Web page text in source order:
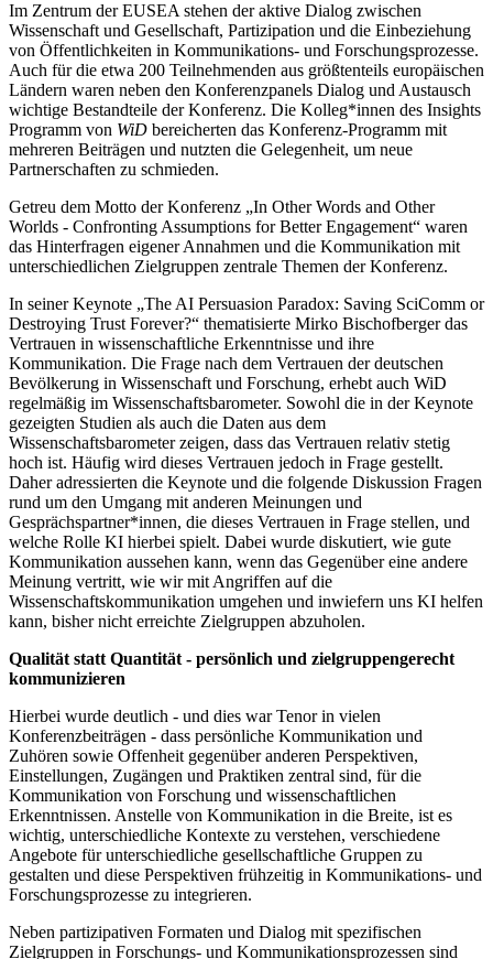
Im Zentrum der EUSEA stehen der aktive Dialog zwischen
Wissenschaft und Gesellschaft, Partizipation und die Einbeziehung
von Öffentlichkeiten in Kommunikations- und Forschungsprozesse.
Auch für die etwa 200 Teilnehmenden aus größtenteils europäischen
Ländern waren neben den Konferenzpanels Dialog und Austausch
wichtige Bestandteile der Konferenz. Die Kolleg*innen des Insights
Programm von WiD bereicherten das Konferenz-Programm mit
mehreren Beiträgen und nutzten die Gelegenheit, um neue
Partnerschaften zu schmieden.
Getreu dem Motto der Konferenz „In Other Words and Other
Worlds - Confronting Assumptions for Better Engagement“ waren
das Hinterfragen eigener Annahmen und die Kommunikation mit
unterschiedlichen Zielgruppen zentrale Themen der Konferenz.
In seiner Keynote „The AI Persuasion Paradox: Saving SciComm or
Destroying Trust Forever?“ thematisierte Mirko Bischofberger das
Vertrauen in wissenschaftliche Erkenntnisse und ihre
Kommunikation. Die Frage nach dem Vertrauen der deutschen
Bevölkerung in Wissenschaft und Forschung, erhebt auch WiD
regelmäßig im Wissenschaftsbarometer. Sowohl die in der Keynote
gezeigten Studien als auch die Daten aus dem
Wissenschaftsbarometer zeigen, dass das Vertrauen relativ stetig
hoch ist. Häufig wird dieses Vertrauen jedoch in Frage gestellt.
Daher adressierten die Keynote und die folgende Diskussion Fragen
rund um den Umgang mit anderen Meinungen und
Gesprächspartner*innen, die dieses Vertrauen in Frage stellen, und
welche Rolle KI hierbei spielt. Dabei wurde diskutiert, wie gute
Kommunikation aussehen kann, wenn das Gegenüber eine andere
Meinung vertritt, wie wir mit Angriffen auf die
Wissenschaftskommunikation umgehen und inwiefern uns KI helfen
kann, bisher nicht erreichte Zielgruppen abzuholen.
Qualität statt Quantität - persönlich und zielgruppengerecht
kommunizieren
Hierbei wurde deutlich - und dies war Tenor in vielen
Konferenzbeiträgen - dass persönliche Kommunikation und
Zuhören sowie Offenheit gegenüber anderen Perspektiven,
Einstellungen, Zugängen und Praktiken zentral sind, für die
Kommunikation von Forschung und wissenschaftlichen
Erkenntnissen. Anstelle von Kommunikation in die Breite, ist es
wichtig, unterschiedliche Kontexte zu verstehen, verschiedene
Angebote für unterschiedliche gesellschaftliche Gruppen zu
gestalten und diese Perspektiven frühzeitig in Kommunikations- und
Forschungsprozesse zu integrieren.
Neben partizipativen Formaten und Dialog mit spezifischen
Zielgruppen in Forschungs- und Kommunikationsprozessen sind